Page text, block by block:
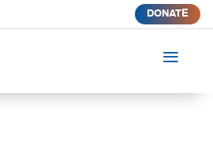
DONATE
a